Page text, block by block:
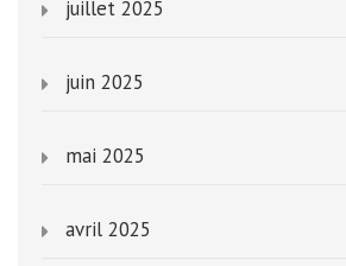
juillet 2025
juin 2025
mai 2025
avril 2025